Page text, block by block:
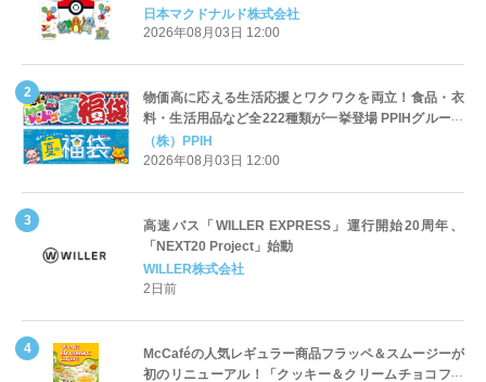
定登場
日本マクドナルド株式会社
2026年08月03日 12:00
物価高に応える生活応援とワクワクを両立！食品・衣
料・生活用品など全222種類が一挙登場 PPIHグループ
「夏福袋」＆セール 8月6日(木)より順次スタート
（株）PPIH
2026年08月03日 12:00
高速バス「WILLER EXPRESS」運行開始20周年、
「NEXT20 Project」始動
WILLER株式会社
2日前
McCaféの人気レギュラー商品フラッペ＆スムージーが
初のリニューアル！「クッキー＆クリームチョコフラ